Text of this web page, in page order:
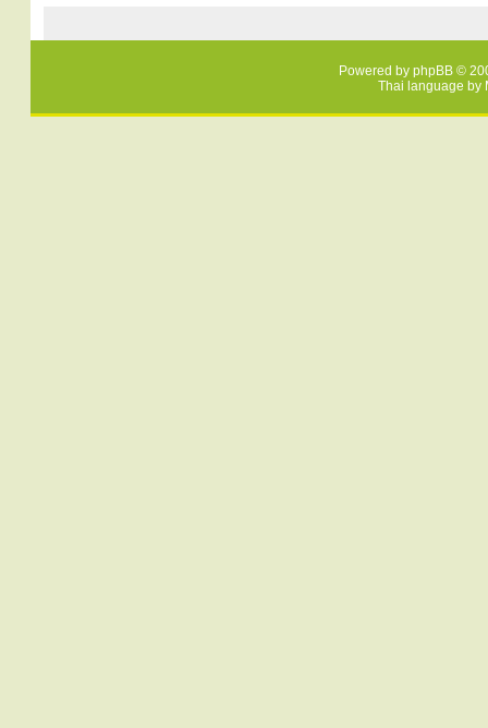
Powered by phpBB ©
Thai language by